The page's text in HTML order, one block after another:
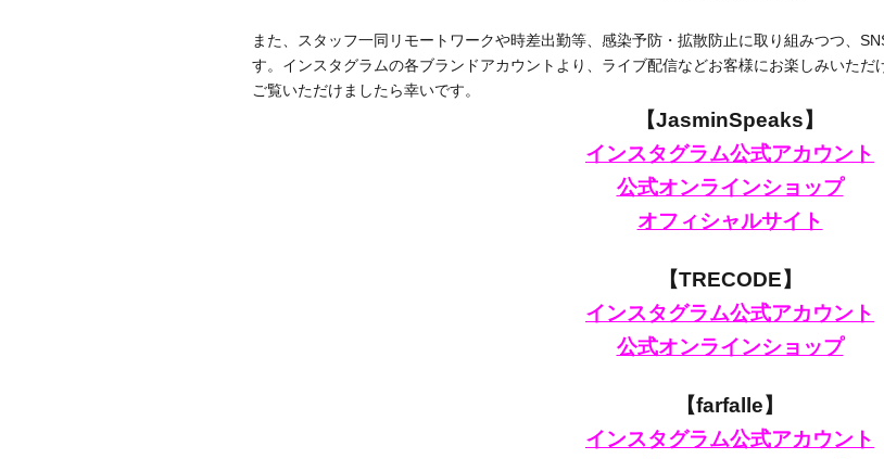
また、スタッフ一同リモートワークや時差出勤等、感染予防・拡散防止に取り組みつつ、
す。インスタグラムの各ブランドアカウントより、ライブ配信などお客様にお楽しみいただ
ご覧いただけましたら幸いです。
【JasminSpeaks】
インスタグラム公式アカウント
公式オンラインショップ
オフィシャルサイト
【TRECODE】
インスタグラム公式アカウント
公式オンラインショップ
【farfalle】
インスタグラム公式アカウント